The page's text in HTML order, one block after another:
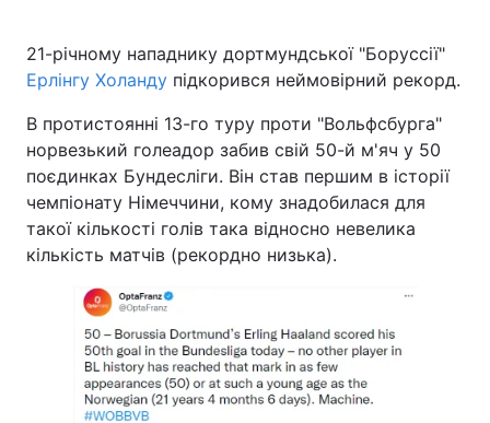
21-річному нападнику дортмундської "Боруссії"
Ерлінгу Холанду підкорився неймовірний рекорд.
В протистоянні 13-го туру проти "Вольфсбурга"
норвезький голеадор забив свій 50-й м'яч у 50
поєдинках Бундесліги. Він став першим в історії
чемпіонату Німеччини, кому знадобилася для
такої кількості голів така відносно невелика
кількість матчів (рекордно низька).